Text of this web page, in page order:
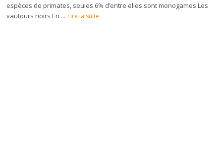
espèces de primates, seules 6% d’entre elles sont monogames Les
vautours noirs En ... Lire la suite